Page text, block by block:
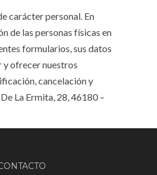
carácter personal. En
de las personas físicas en
formularios, sus datos
y ofrecer nuestros
cancelación y
La Ermita, 28, 46180 –